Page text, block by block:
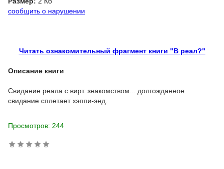
сообщить о нарушении
Читать ознакомительный фрагмент книги "В реал?"
Описание книги
Свидание реала с вирт. знакомством... долгожданное
свидание сплетает хэппи-энд.
Просмотров: 244